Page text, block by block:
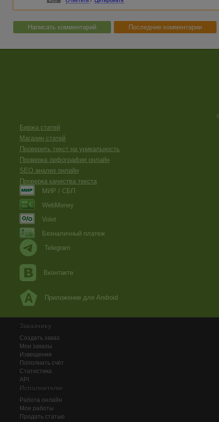
Написать комментарий Последние комментарии
Биржа статей
Магазин статей
Проверить текст на уникальность
Проверка орфографии онлайн
SEO анализ онлайн
Проверка качества текста
МИР / СБП
WebMoney
Volet
Безналичный платеж
Telegram
Вконтакте
Приложение для Android
Заказчику
Создать заказ
Мои заказы
Извещения
Пополнить счёт
Статистика
API
Исполнителю
Работа онлайн
Мои работы
Продать статью